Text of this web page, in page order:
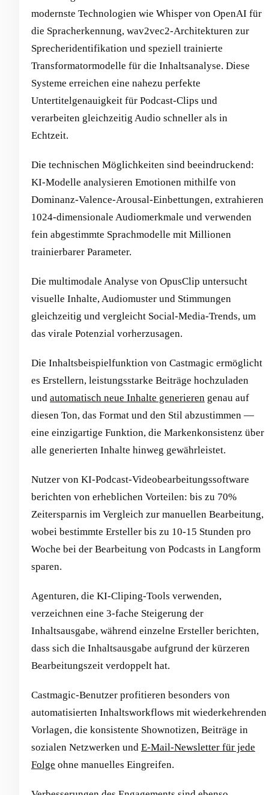
modernste Technologien wie Whisper von OpenAI für
die Spracherkennung, wav2vec2-Architekturen zur
Sprecheridentifikation und speziell trainierte
Transformatormodelle für die Inhaltsanalyse. Diese
Systeme erreichen eine nahezu perfekte
Untertitelgenauigkeit für Podcast-Clips und
verarbeiten gleichzeitig Audio schneller als in
Echtzeit.
Die technischen Möglichkeiten sind beeindruckend:
KI-Modelle analysieren Emotionen mithilfe von
Dominanz-Valence-Arousal-Einbettungen, extrahieren
1024-dimensionale Audiomerkmale und verwenden
fein abgestimmte Sprachmodelle mit Millionen
trainierbarer Parameter.
Die multimodale Analyse von OpusClip untersucht
visuelle Inhalte, Audiomuster und Stimmungen
gleichzeitig und vergleicht Social-Media-Trends, um
das virale Potenzial vorherzusagen.
Die Inhaltsbeispielfunktion von Castmagic ermöglicht
es Erstellern, leistungsstarke Beiträge hochzuladen
und automatisch neue Inhalte generieren genau auf
diesen Ton, das Format und den Stil abzustimmen —
eine einzigartige Funktion, die Markenkonsistenz über
alle generierten Inhalte hinweg gewährleistet.
Nutzer von KI-Podcast-Videobearbeitungssoftware
berichten von erheblichen Vorteilen: bis zu 70%
Zeitersparnis im Vergleich zur manuellen Bearbeitung,
wobei bestimmte Ersteller bis zu 10-15 Stunden pro
Woche bei der Bearbeitung von Podcasts in Langform
sparen.
Agenturen, die KI-Cliping-Tools verwenden,
verzeichnen eine 3-fache Steigerung der
Inhaltsausgabe, während einzelne Ersteller berichten,
dass sich die Inhaltsausgabe aufgrund der kürzeren
Bearbeitungszeit verdoppelt hat.
Castmagic-Benutzer profitieren besonders von
automatisierten Inhaltsworkflows mit wiederkehrenden
Vorlagen, die konsistente Shownotizen, Beiträge in
sozialen Netzwerken und E-Mail-Newsletter für jede
Folge ohne manuelles Eingreifen.